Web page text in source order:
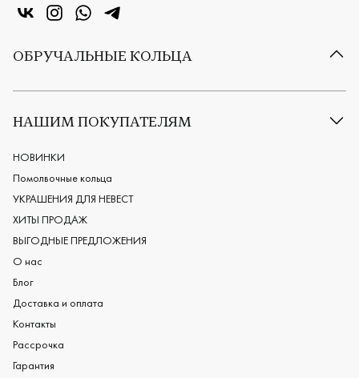
«Центр колец» в VK
«Центр колец» в Instagram
«Центр колец» в Whatsapp
«Центр колец» в Telegram
ОБРУЧАЛЬНЫЕ КОЛЬЦА
Все обручальные кольца
Европейские обручальные кольца
Мужские обручальные кольца
Женские обручальные кольца
Обручальные кольца из платины
Дизайнерские обручальные кольца
Черные обручальные кольца
НАШИМ ПОКУПАТЕЛЯМ
НОВИНКИ
Помолвочные кольца
УКРАШЕНИЯ ДЛЯ НЕВЕСТ
ХИТЫ ПРОДАЖ
ВЫГОДНЫЕ ПРЕДЛОЖЕНИЯ
О нас
Блог
Доставка и оплата
Контакты
Рассрочка
Гарантия